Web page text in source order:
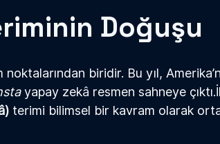
Doğuşu
biridir. Bu yıl,
yapay zekâ resmen sahneye
) terimi bilimsel bir kavram olarak